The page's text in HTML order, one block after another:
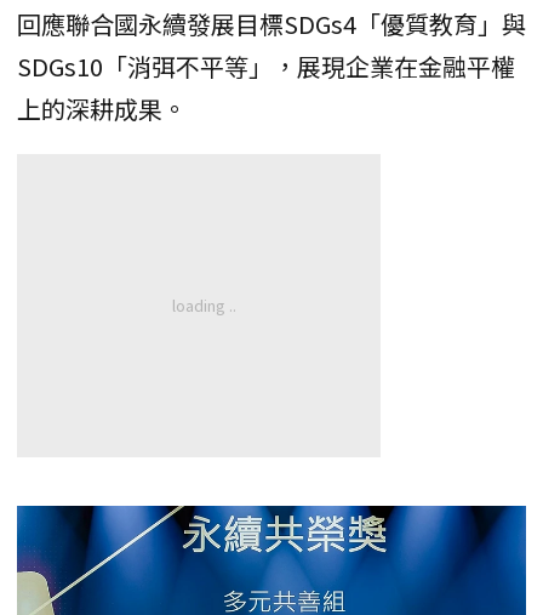
回應聯合國永續發展目標SDGs4「優質教育」與
SDGs10「消弭不平等」，展現企業在金融平權
上的深耕成果。